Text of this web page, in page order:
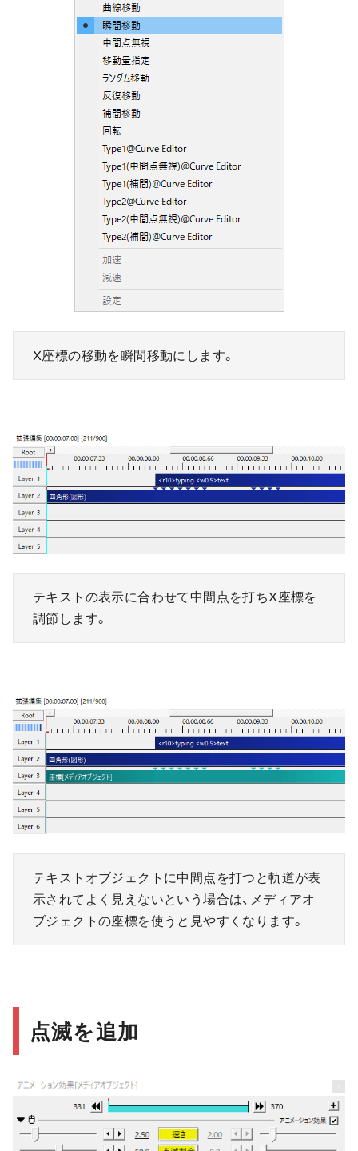
X座標の移動を瞬間移動にします。
テキストの表示に合わせて中間点を打ちX座標を
調節します。
テキストオブジェクトに中間点を打つと軌道が表
示されてよく見えないという場合は、メディアオ
ブジェクトの座標を使うと見やすくなります。
点滅を追加